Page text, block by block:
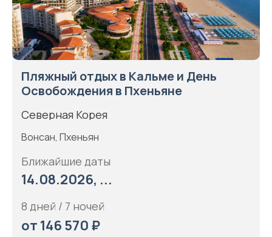
Пляжный отдых в Кальме и День
Освобождения в Пхеньяне
Северная Корея
Вонсан, Пхеньян
Ближайшие даты
14.08.2026, ...
8 дней / 7 ночей
от 146 570 ₽